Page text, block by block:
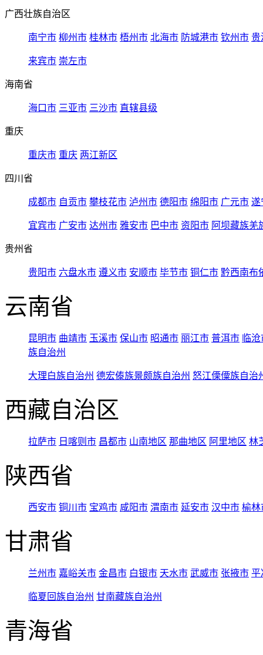
广西壮族自治区
南宁市 柳州市 桂林市 梧州市 北海市 防城港市 钦州市 贵
来宾市 崇左市
海南省
海口市 三亚市 三沙市 直辖县级
重庆
重庆市 重庆 两江新区
四川省
成都市 自贡市 攀枝花市 泸州市 德阳市 绵阳市 广元市 遂
宜宾市 广安市 达州市 雅安市 巴中市 资阳市 阿坝藏族羌
贵州省
贵阳市 六盘水市 遵义市 安顺市 毕节市 铜仁市 黔西南布
云南省
昆明市 曲靖市 玉溪市 保山市 昭通市 丽江市 普洱市 临
族自治州
大理白族自治州 德宏傣族景颇族自治州 怒江傈僳族自治
西藏自治区
拉萨市 日喀则市 昌都市 山南地区 那曲地区 阿里地区 林
陕西省
西安市 铜川市 宝鸡市 咸阳市 渭南市 延安市 汉中市 榆林
甘肃省
兰州市 嘉峪关市 金昌市 白银市 天水市 武威市 张掖市 平
临夏回族自治州 甘南藏族自治州
青海省